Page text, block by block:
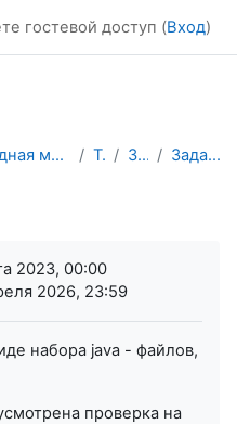
гостевой доступ (Вход)
Прикладная математика и информатика TJava Задания Задание 2 (стек)
2023, 00:00
2026, 23:59
набора java - файлов,
проверка на